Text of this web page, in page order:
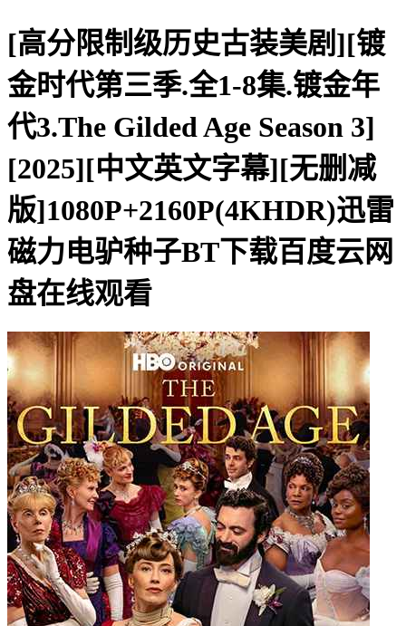
[高分限制级历史古装美剧][镀
金时代第三季.全1-8集.镀金年
代3.The Gilded Age Season 3]
[2025][中文英文字幕][无删减
版]1080P+2160P(4KHDR)迅雷
磁力电驴种子BT下载百度云网
盘在线观看